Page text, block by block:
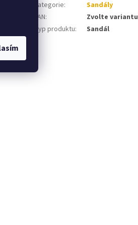
Kategorie:
Sandály
EAN:
Zvolte variantu
Typ produktu: Sandál